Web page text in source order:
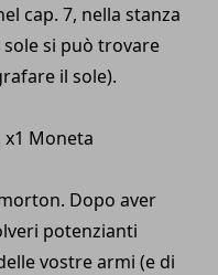
cap. 7, nella stanza
si può trovare
il sole).
x1 Moneta
Dopo aver
potenzianti
vostre armi (e di